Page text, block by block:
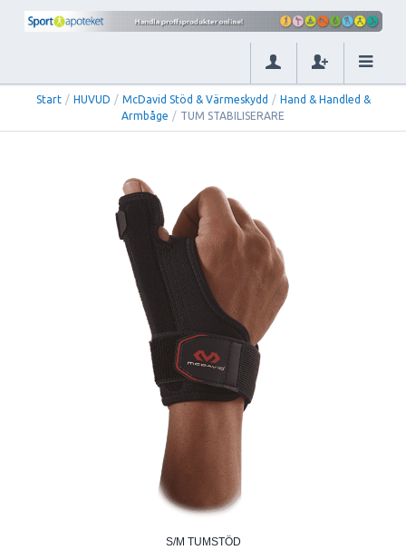
Start / HUVUD / McDavid Stöd & Värmeskydd / Hand & Handled &
Armbåge / TUM STABILISERARE
S/M TUMSTÖD